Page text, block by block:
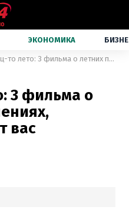
ЭКОНОМИКА
Наконец-то лето: 3 фильма о летних приключениях, которые зарядят вас позитивом
3 фильма о
вас